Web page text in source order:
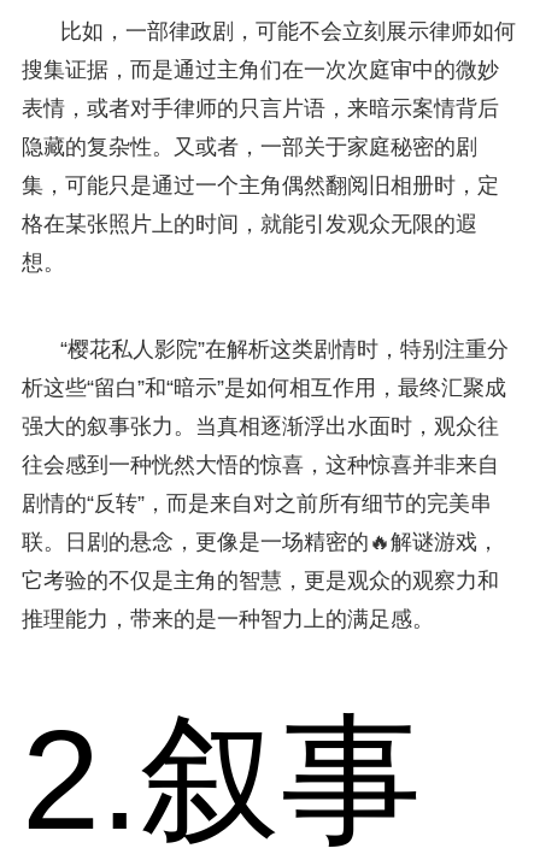
比如，一部律政剧，可能不会立刻展示律师如何
搜集证据，而是通过主角们在一次次庭审中的微妙
表情，或者对手律师的只言片语，来暗示案情背后
隐藏的复杂性。又或者，一部关于家庭秘密的剧
集，可能只是通过一个主角偶然翻阅旧相册时，定
格在某张照片上的时间，就能引发观众无限的遐
想。
“樱花私人影院”在解析这类剧情时，特别注重分
析这些“留白”和“暗示”是如何相互作用，最终汇聚成
强大的叙事张力。当真相逐渐浮出水面时，观众往
往会感到一种恍然大悟的惊喜，这种惊喜并非来自
剧情的“反转”，而是来自对之前所有细节的完美串
联。日剧的悬念，更像是一场精密的🔥解谜游戏，
它考验的不仅是主角的智慧，更是观众的观察力和
推理能力，带来的是一种智力上的满足感。
2.叙事